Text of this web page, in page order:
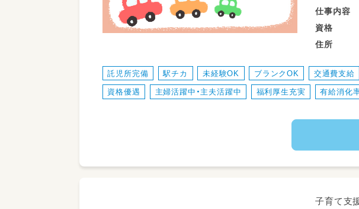
仕事内容
資格
住所
託児所完備 駅チカ 未経験OK ブランクOK 交通費支給
資格優遇 主婦活躍中・主夫活躍中 福利厚生充実 有給消化
子育て支